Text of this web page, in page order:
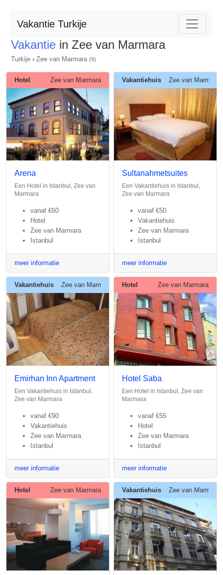
Vakantie Turkije
Vakantie in Zee van Marmara
Turkije › Zee van Marmara (9)
Hotel Zee van Marmara
Arena
Een Hotel in Istanbul, Zee van
Marmara
vanaf €60
Hotel
Zee van Marmara
Istanbul
meer informatie
Vakantiehuis Zee van Marmara
Sultanahmetsuites
Een Vakantiehuis in Istanbul,
Zee van Marmara
vanaf €50
Vakantiehuis
Zee van Marmara
Istanbul
meer informatie
Vakantiehuis Zee van Marmara
Emirhan Inn Apartment
Een Vakantiehuis in Istanbul,
Zee van Marmara
vanaf €90
Vakantiehuis
Zee van Marmara
Istanbul
meer informatie
Hotel Zee van Marmara
Hotel Saba
Een Hotel in Istanbul, Zee van
Marmara
vanaf €55
Hotel
Zee van Marmara
Istanbul
meer informatie
Hotel Zee van Marmara Vakantiehuis Zee van Marmara